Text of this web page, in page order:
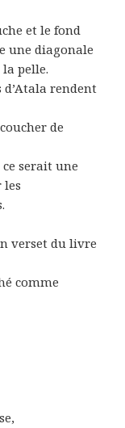
et le fond
une diagonale
pelle.
rendent
de
serait une
verset du livre
comme